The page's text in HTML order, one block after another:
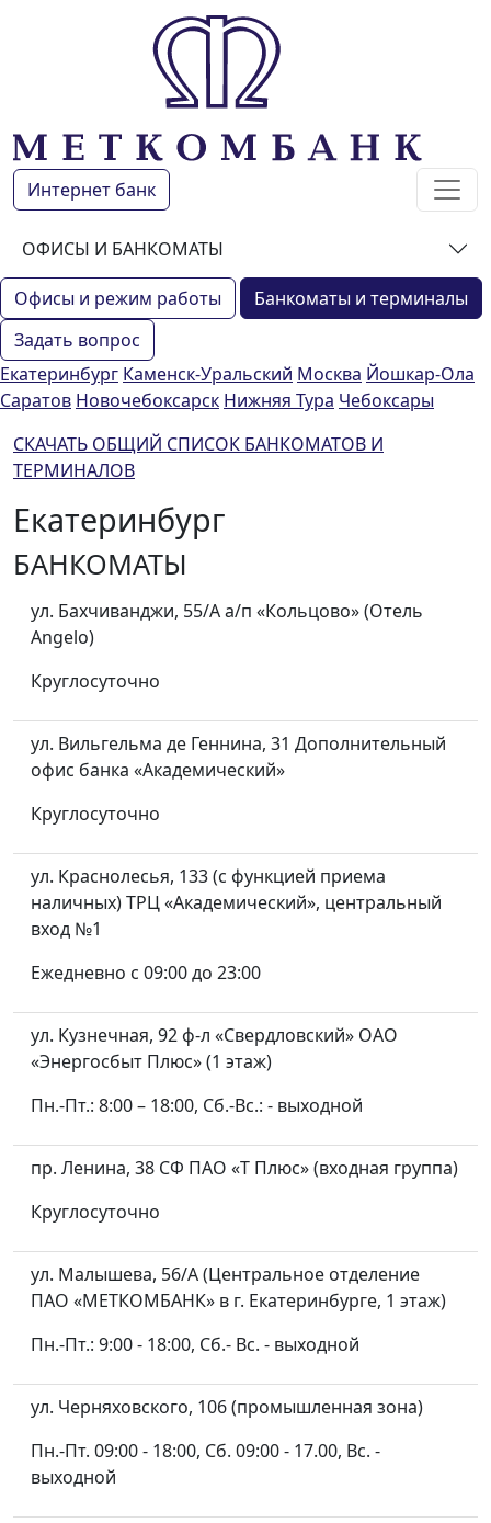
Интернет банк
ОФИСЫ И БАНКОМАТЫ
Офисы и режим работы
Банкоматы и терминалы
Задать вопрос
Екатеринбург Каменск-Уральский Москва Йошкар-Ола
Саратов Новочебоксарск Нижняя Тура Чебоксары
СКАЧАТЬ ОБЩИЙ СПИСОК БАНКОМАТОВ И
ТЕРМИНАЛОВ
Екатеринбург
БАНКОМАТЫ
ул. Бахчиванджи, 55/А а/п «Кольцово» (Отель
Angelo)
Круглосуточно
ул. Вильгельма де Геннина, 31 Дополнительный
офис банка «Академический»
Круглосуточно
ул. Краснолесья, 133 (с функцией приема
наличных) ТРЦ «Академический», центральный
вход №1
Ежедневно с 09:00 до 23:00
ул. Кузнечная, 92 ф-л «Свердловский» ОАО
«Энергосбыт Плюс» (1 этаж)
Пн.-Пт.: 8:00 – 18:00, Сб.-Вс.: - выходной
пр. Ленина, 38 СФ ПАО «Т Плюс» (входная группа)
Круглосуточно
ул. Малышева, 56/А (Центральное отделение
ПАО «МЕТКОМБАНК» в г. Екатеринбурге, 1 этаж)
Пн.-Пт.: 9:00 - 18:00, Сб.- Вс. - выходной
ул. Черняховского, 106 (промышленная зона)
Пн.-Пт. 09:00 - 18:00, Сб. 09:00 - 17.00, Вс. -
выходной